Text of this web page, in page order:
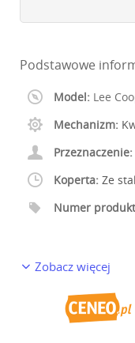
Podstawowe
Model: Lee
Mechanizm:
Przeznaczenie:
Koperta: Ze
Numer
Zobacz więcej